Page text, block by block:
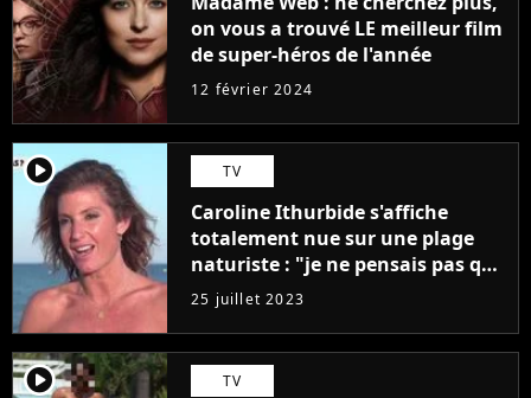
on vous a trouvé LE meilleur film
de super-héros de l'année
12 février 2024
player2 TV
Caroline Ithurbide s'affiche
totalement nue sur une plage
naturiste : "je ne pensais pas que
j'arriverais à le faire..."
25 juillet 2023
player2 TV